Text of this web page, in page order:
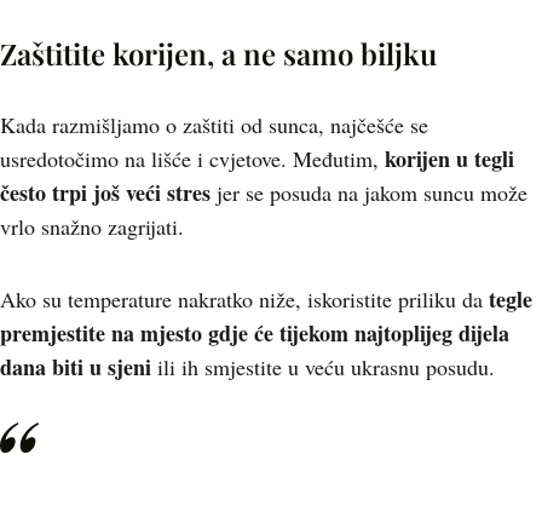
Zaštitite korijen, a ne samo biljku
Kada razmišljamo o zaštiti od sunca, najčešće se
usredotočimo na lišće i cvjetove. Međutim, korijen u tegli
često trpi još veći stres jer se posuda na jakom suncu može
vrlo snažno zagrijati.
Ako su temperature nakratko niže, iskoristite priliku da tegle
premjestite na mjesto gdje će tijekom najtoplijeg dijela
dana biti u sjeni ili ih smjestite u veću ukrasnu posudu.